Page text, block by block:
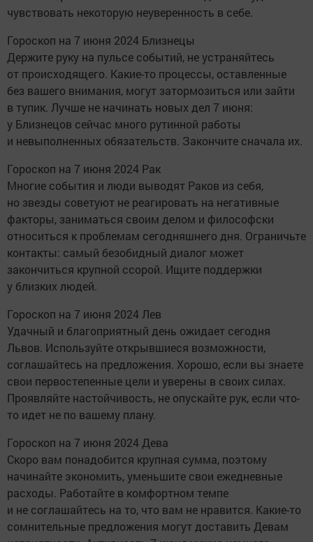
чувствовать некоторую неуверенность в себе.
Гороскоп на 7 июня 2024 Близнецы
Держите руку на пульсе событий, не устраняйтесь
от происходящего. Какие-то процессы, оставленные
без вашего внимания, могут затормозиться или зайти
в тупик. Лучше не начинать новых дел 7 июня:
у Близнецов сейчас много рутинной работы
и невыполненных обязательств. Закончите сначала их.
Гороскоп на 7 июня 2024 Рак
Многие события и люди выводят Раков из себя,
но звезды советуют не реагировать на негативные
факторы, заниматься своим делом и философски
относиться к проблемам сегодняшнего дня. Ограничьте
контакты: самый безобидный диалог может
закончиться крупной ссорой. Ищите поддержки
у близких людей.
Гороскоп на 7 июня 2024 Лев
Удачный и благоприятный день ожидает сегодня
Львов. Используйте открывшиеся возможности,
соглашайтесь на предложения. Хорошо, если вы знаете
свои первостепенные цели и уверены в своих силах.
Проявляйте настойчивость, не опускайте рук, если что-
то идет не по вашему плану.
Гороскоп на 7 июня 2024 Дева
Скоро вам понадобится крупная сумма, поэтому
начинайте экономить, уменьшите свои ежедневные
расходы. Работайте в комфортном темпе
и не соглашайтесь на то, что вам не нравится. Какие-то
сомнительные предложения могут доставить Девам